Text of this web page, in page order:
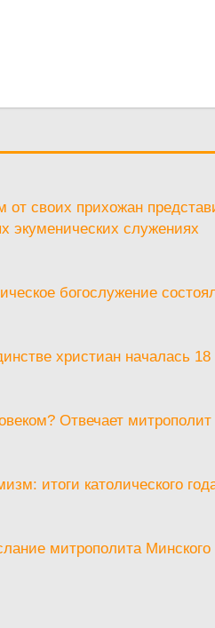
от своих прихожан
экуменических служениях
богослужение
христиан началась 18
Отвечает
итоги католического
митрополита Минского